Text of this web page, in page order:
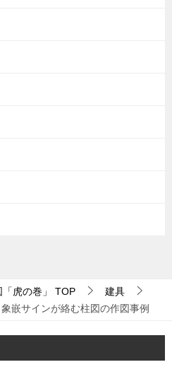
虎の巻」 TOP
建具
嵌サインが絡む柱図の作図事例